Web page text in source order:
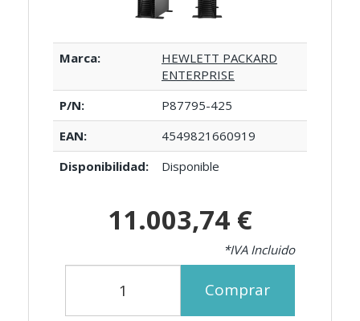
Marca:
HEWLETT PACKARD
ENTERPRISE
P/N:
P87795-425
EAN:
4549821660919
Disponibilidad:
Disponible
11.003,74 €
*IVA Incluido
Comprar